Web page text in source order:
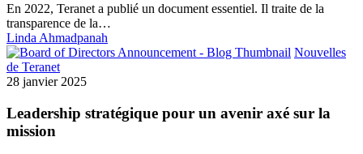
En 2022, Teranet a publié un document essentiel. Il traite de la
transparence de la…
Linda Ahmadpanah
Nouvelles
de Teranet
28 janvier 2025
Leadership stratégique pour un avenir axé sur la
mission